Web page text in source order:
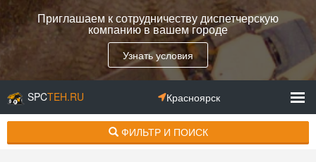
Приглашаем к сотрудничеству диспетчерскую
компанию в вашем городе
Узнать условия
SPCTEH.RU Красноярск
ФИЛЬТР И ПОИСК